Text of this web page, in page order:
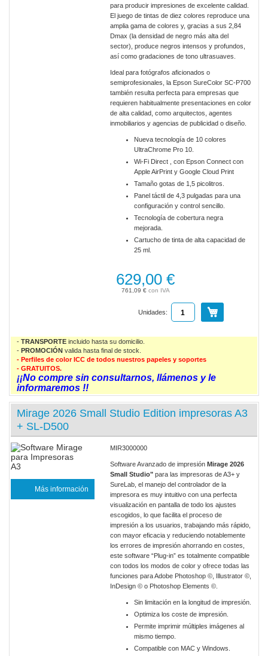
para producir impresiones de excelente calidad.
El juego de tintas de diez colores reproduce una
amplia gama de colores y, gracias a sus 2,84
Dmax (la densidad de negro más alta del
sector), produce negros intensos y profundos,
así como gradaciones de tono ultrasuaves.
Ideal para fotógrafos aficionados o
semiprofesionales, la Epson SureColor SC-P700
también resulta perfecta para empresas que
requieren habitualmente presentaciones en color
de alta calidad, como arquitectos, agentes
inmobiliarios y agencias de publicidad o diseño.
Nueva tecnología de 10 colores
UltraChrome Pro 10.
Wi-Fi Direct , con Epson Connect con
Apple AirPrint y Google Cloud Print
Tamaño gotas de 1,5 picolitros.
Panel táctil de 4,3 pulgadas para una
configuración y control sencillo.
Tecnología de cobertura negra
mejorada.
Cartucho de tinta de alta capacidad de
25 ml.
761,09 €
629,00 €
Unidades:
- TRANSPORTE incluido hasta su domicilio.
- PROMOCIÓN valida hasta final de stock.
- Perfiles de color ICC de todos nuestros papeles y soportes
- GRATUITOS.
¡¡No compre sin consultarnos, llámenos y le
informaremos !!
Mirage 2026 Small Studio Edition impresoras A3
+ SL-D500
Más información
MIR3000000
Software Avanzado de impresión Mirage 2026
Small Studio" para las impresoras de A3+ y
SureLab, el manejo del controlador de la
impresora es muy intuitivo con una perfecta
visualización en pantalla de todo los ajustes
escogidos, lo que facilita el proceso de
impresión a los usuarios, trabajando más rápido,
con mayor eficacia y reduciendo notablemente
los errores de impresión ahorrando en costes,
este software “Plug-in” es totalmente compatible
con todos los modos de color y ofrece todas las
funciones para Adobe Photoshop ©, Illustrator ©,
InDesign © o Photoshop Elements ©.
Sin limitación en la longitud de impresión.
Optimiza los coste de impresión.
Permite imprimir múltiples imágenes al
mismo tiempo.
Compatible con MAC y Windows.